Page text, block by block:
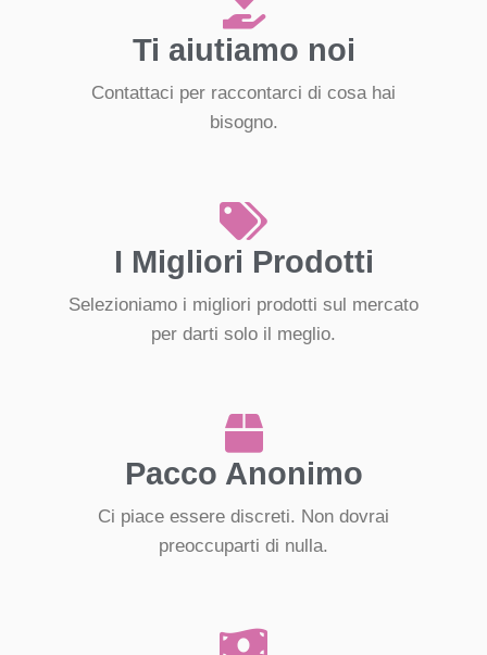
Ti aiutiamo noi
Contattaci per raccontarci di cosa hai
bisogno.
I Migliori Prodotti
Selezioniamo i migliori prodotti sul mercato
per darti solo il meglio.
Pacco Anonimo
Ci piace essere discreti. Non dovrai
preoccuparti di nulla.